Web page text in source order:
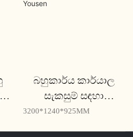
බහුකාර්ය කාර්යාල
සැකසුම් සඳහා
මොඩියුලර් කාර්යාල
3200*1240*925MM